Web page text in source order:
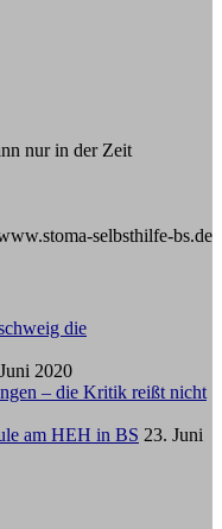
nur in der Zeit
selbsthilfe-bs.de
die
2020
– die Kritik reißt nicht
am HEH in BS 23. Juni